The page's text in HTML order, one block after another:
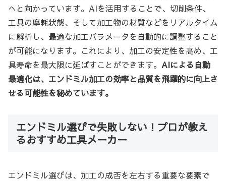
へと向かっています。AIを活用することで、切削条件、
工具の摩耗状態、そして加工物の材質などをリアルタイム
に解析し、最適な加工パラメータを自動的に調整すること
が可能になります。これにより、加工の安定性を高め、工
具寿命を最大限に延ばすことができます。 AIによる自動
最適化は、エンドミル加工の効率と品質を飛躍的に向上さ
せる可能性を秘めています。
エンドミル選びで失敗しない！プロが教え
るおすすめ工具メーカー
エンドミル選びは、加工の成否を左右する重要な要素で